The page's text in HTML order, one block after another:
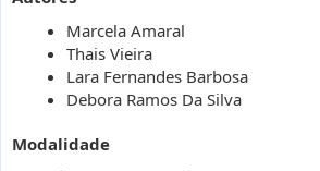
Marcela Amaral
Thais Vieira
Lara Fernandes Barbosa
Debora Ramos Da Silva
Modalidade